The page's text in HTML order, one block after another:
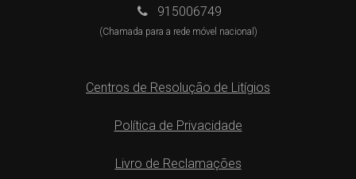
915006749
(Chamada para a rede móvel nacional)
Centros de Resolução de Litígios
Política de Privacidade
Livro de Reclamações